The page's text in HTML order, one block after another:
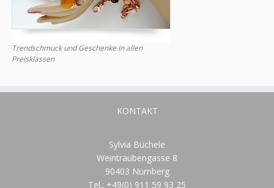
Trendschmuck und Geschenke in allen
Preisklassen
KONTAKT
Sylvia Büchele
Weintraubengasse 8
90403 Nürnberg
Tel.: +49(0) 911 59 93 25